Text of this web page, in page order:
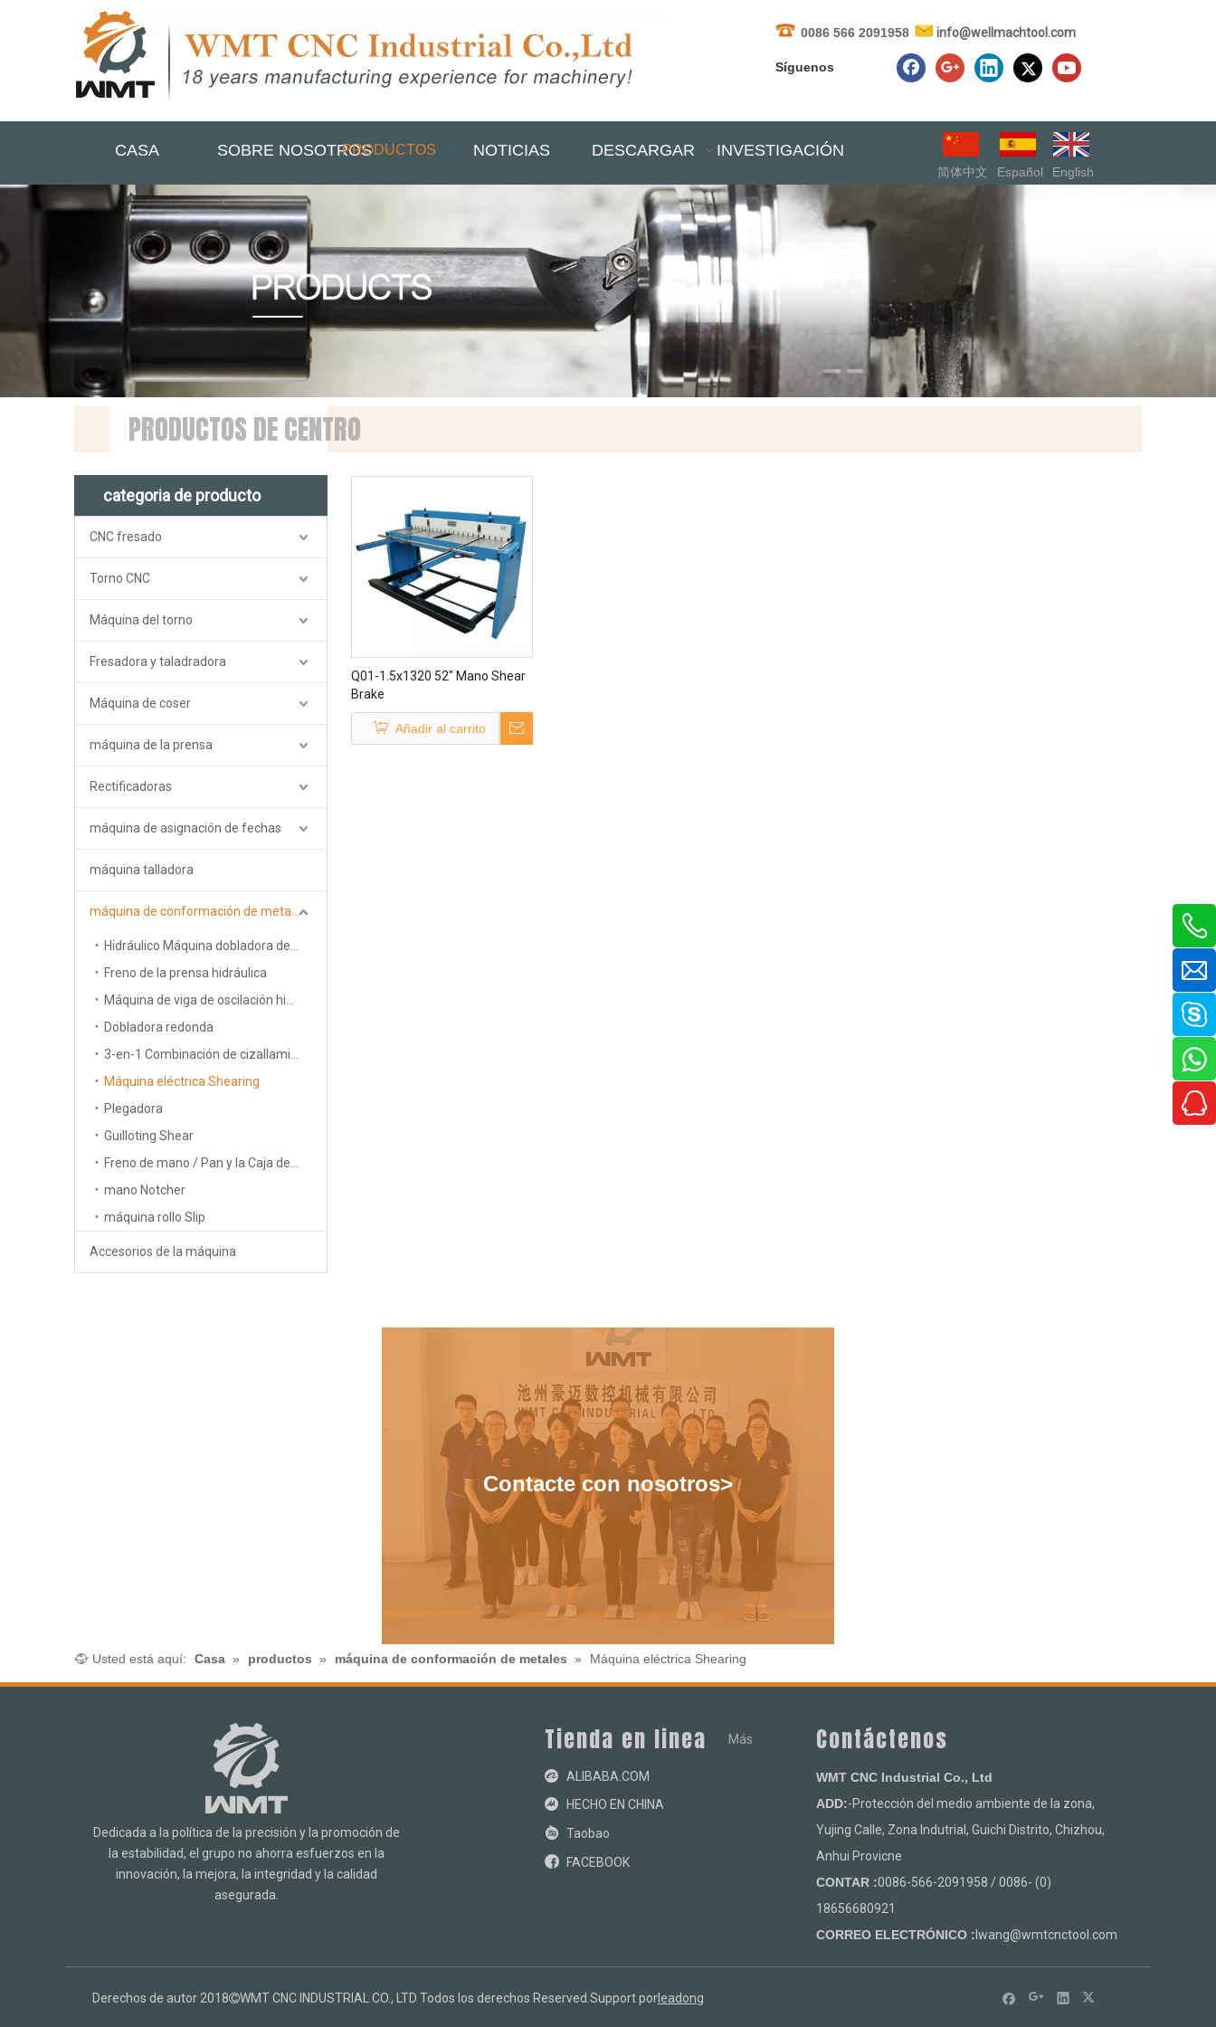
0086 566 2091958 info@wellmachtool.com
Síguenos
CASA SOBRE NOSOTROSPRODUCTOS NOTICIAS DESCARGAR INVESTIGACIÓN
简体中文 Español English
PRODUCTOS DE CENTRO
categoria de producto
CNC fresado
Torno CNC
Máquina del torno
Fresadora y taladradora
Máquina de coser
máquina de la prensa
Rectificadoras
máquina de asignación de fechas
máquina talladora
Freno de la prensa hidráulica
Dobladora redonda
Máquina eléctrica Shearing
Plegadora
Guilloting Shear
mano Notcher
máquina rollo Slip
Accesorios de la máquina
Q01-1.5x1320 52" Mano Shear
Brake
Añadir al carrito
Contacte con nosotros>
Usted está aquí: Casa » productos » máquina de conformación de metales » Máquina eléctrica Shearing
Dedicada a la política de la precisión y la promoción de
la estabilidad, el grupo no ahorra esfuerzos en la
innovación, la mejora, la integridad y la calidad
asegurada.
Tienda en linea Más
ALIBABA .COM
HECHO EN CHINA
Taobao
FACEBOOK
Contáctenos
WMT CNC Industrial Co., Ltd
ADD:-Protección del medio ambiente de la zona,
Yujing Calle, Zona Indutrial, Guichi Distrito, Chizhou,
Anhui Provicne
CONTAR :0086-566-2091958 / 0086- (0)
18656680921
CORREO ELECTRÓNICO : lwang@wmtcnctool.com
Derechos de autor 2018WMT CNC INDUSTRIAL CO., LTD Todos los derechos Reserved.Support porleadong